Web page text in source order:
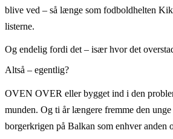
blive ved – så længe som fodboldhelten
listerne.
Og endelig fordi det – især hvor det
Altså – egentlig?
OVEN OVER eller bygget ind i den
munden. Og ti år længere fremme den
borgerkrigen på Balkan som enhver anden